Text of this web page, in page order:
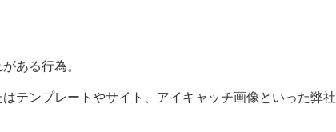
ある行為。
テンプレートやサイト、アイキャッチ画像といった弊社